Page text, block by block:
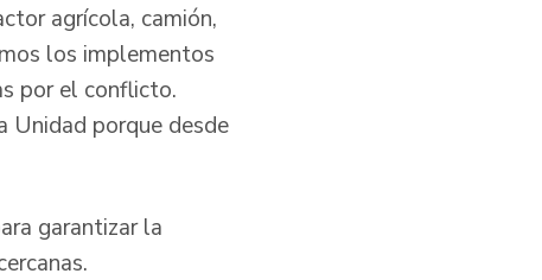
agrícola, camión,
los implementos
por el conflicto.
Unidad porque desde
garantizar la